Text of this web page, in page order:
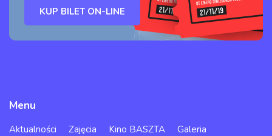
KUP BILET ON-LINE
Menu
Aktualności Zajęcia Kino BASZTA
Galeria